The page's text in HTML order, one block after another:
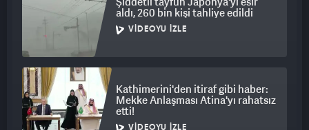
aldı, 260 bin kişi tahliye edildi
VIDEOYU İZLE
Kathimerini'den itiraf gibi haber:
Mekke Anlaşması Atina'yı rahatsız
etti!
VIDEOYU İZLE